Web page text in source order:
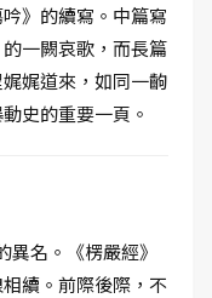
》的續寫。中篇寫
一闕哀歌，而長篇
娓道來，如同一齣
史的重要一頁。
名。《楞嚴經》
續。前際後際，不